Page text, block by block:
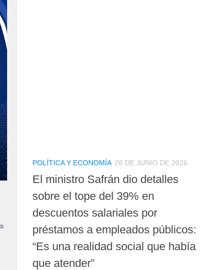
POLÍTICA Y ECONOMÍA 26 DE JUNIO DE 2026
El ministro Safrán dio detalles
sobre el tope del 39% en
descuentos salariales por
préstamos a empleados públicos:
“Es una realidad social que había
que atender”